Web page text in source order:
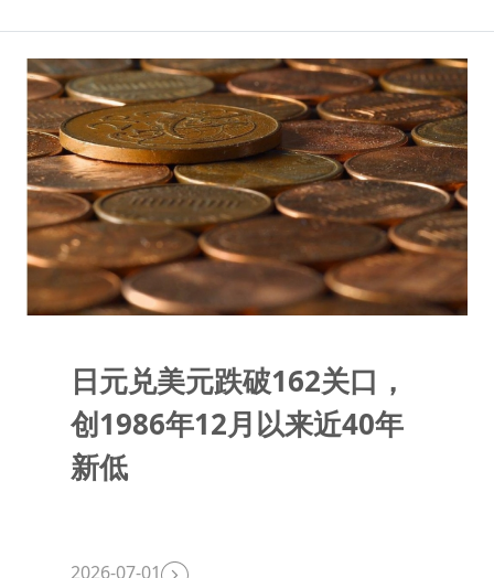
日元兑美元跌破162关口，
创1986年12月以来近40年
新低
2026-07-01